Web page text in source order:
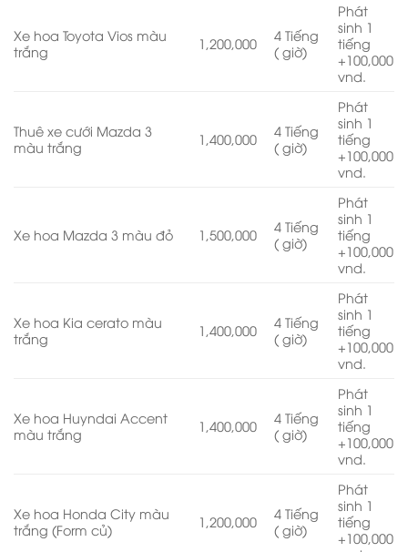
Xe hoa Toyota Vios màu
trắng
1,200,000
4 Tiếng
( giờ)
Phát
sinh 1
tiếng
+100,000
vnd.
Thuê xe cưới Mazda 3
màu trắng
1,400,000
4 Tiếng
( giờ)
Phát
sinh 1
tiếng
+100,000
vnd.
Xe hoa Mazda 3 màu đỏ 1,500,000
4 Tiếng
( giờ)
Phát
sinh 1
tiếng
+100,000
vnd.
Xe hoa Kia cerato màu
trắng
1,400,000
4 Tiếng
( giờ)
Phát
sinh 1
tiếng
+100,000
vnd.
Xe hoa Huyndai Accent
màu trắng
1,400,000
4 Tiếng
( giờ)
Phát
sinh 1
tiếng
+100,000
vnd.
Xe hoa Honda City màu
trắng (Form củ)
1,200,000
4 Tiếng
( giờ)
Phát
sinh 1
tiếng
+100,000